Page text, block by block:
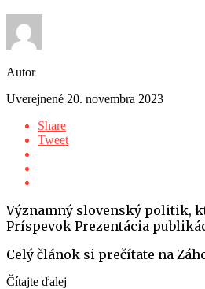
Autor
Uverejnené 20. novembra 2023
Share
Tweet
Významný slovenský politik,
Príspevok Prezentácia
Celý článok si prečítate na
Čítajte ďalej